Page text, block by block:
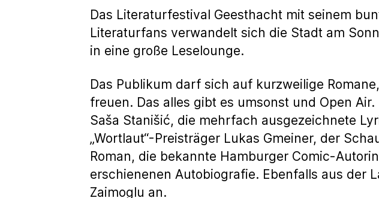
Das Literaturfestival Geesthacht mit seinem
Literaturfans verwandelt sich die Stadt am
in eine große Leselounge.
Das Publikum darf sich auf kurzweilige
freuen. Das alles gibt es umsonst und Open
Saša Stanišić, die mehrfach ausgezeichnete
„Wortlaut“-Preisträger Lukas Gmeiner, der
Roman, die bekannte Hamburger Comic-
erschienenen Autobiografie. Ebenfalls aus der
Zaimoglu an.